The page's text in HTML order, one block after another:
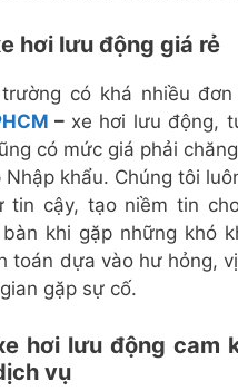
hơi lưu động giá rẻ
có khá nhiều đơn
– xe hơi lưu động,
có mức giá phải
Nhập khẩu. Chúng tôi
tin cậy, tạo niềm tin
khi gặp những khó
toán dựa vào hư hỏng,
gặp sự cố.
hơi lưu động cam
vụ